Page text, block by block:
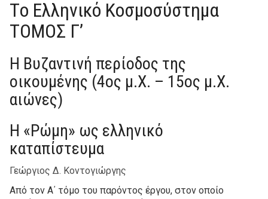
Τo Ελληνικό Κοσμοσύστημα
ΤΟΜΟΣ Γ’
Η Βυζαντινή περίοδος της
οικουμένης (4ος μ.Χ. – 15ος μ.Χ.
αιώνες)
Η «Ρώμη» ως ελληνικό
καταπίστευμα
Γεώργιος Δ. Κοντογιώργης
Από τον Α΄ τόμο του παρόντος έργου, στον οποίο